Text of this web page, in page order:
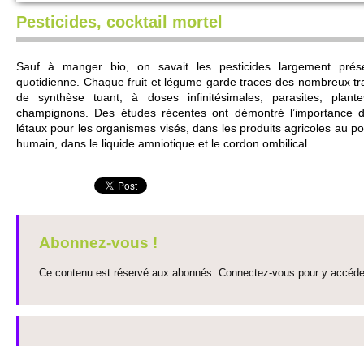
Pesticides, cocktail mortel
Sauf à manger bio, on savait les pe­sti­cides large­ment
quotidienne. Chaque fruit et légume garde traces des no­m­breux
de synthèse tuant, à doses infinitési­males, parasites,
champignons. Des études récentes ont démontré l’impo­rtance
létaux pour les organismes visés, dans les produits agri­coles au
humain, dans le li­quide amniotique et le cordon ombi­li­cal.
Abonnez-vous !
Ce contenu est réservé aux abonnés. Connectez-vous pour y